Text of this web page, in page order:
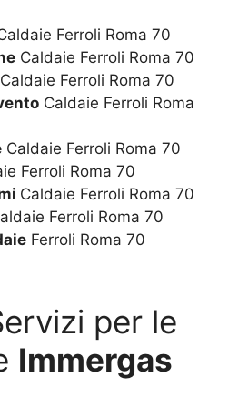
Ferroli Roma 70
Caldaie Ferroli Roma 70
Caldaie Ferroli Roma 70
Caldaie Ferroli Roma
Caldaie Ferroli Roma 70
Ferroli Roma 70
Caldaie Ferroli Roma 70
Ferroli Roma 70
Ferroli Roma 70
per le
Immergas